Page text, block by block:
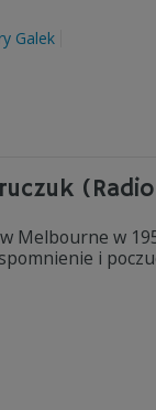
Galek
Melbourne w
i